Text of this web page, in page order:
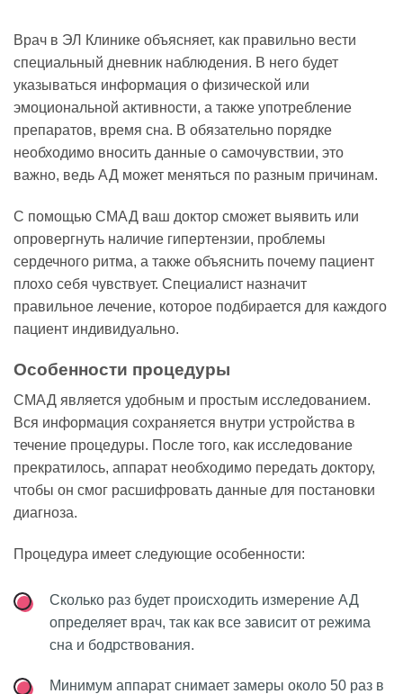
Врач в ЭЛ Клинике объясняет, как правильно вести
специальный дневник наблюдения. В него будет
указываться информация о физической или
эмоциональной активности, а также употребление
препаратов, время сна. В обязательно порядке
необходимо вносить данные о самочувствии, это
важно, ведь АД может меняться по разным причинам.
С помощью СМАД ваш доктор сможет выявить или
опровергнуть наличие гипертензии, проблемы
сердечного ритма, а также объяснить почему пациент
плохо себя чувствует. Специалист назначит
правильное лечение, которое подбирается для каждого
пациент индивидуально.
Особенности процедуры
СМАД является удобным и простым исследованием.
Вся информация сохраняется внутри устройства в
течение процедуры. После того, как исследование
прекратилось, аппарат необходимо передать доктору,
чтобы он смог расшифровать данные для постановки
диагноза.
Процедура имеет следующие особенности:
Сколько раз будет происходить измерение АД
определяет врач, так как все зависит от режима
сна и бодрствования.
Минимум аппарат снимает замеры около 50 раз в